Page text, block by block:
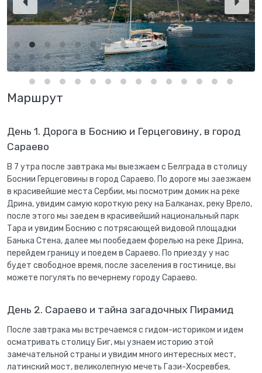
Маршрут
День 1. Дорога в Боснию и Герцеговину, в город
Сараево
В 7 утра после завтрака мы выезжаем с Белграда в столицу
Боснии Герцеговины в город Сараево. По дороге мы заезжаем
в красивейшие места Сербии, мы посмотрим домик на реке
Дрина, увидим самую короткую реку на Балканах, реку Врело,
после этого мы заедем в красивейший национальный парк
Тара и увидим Боснию с потрясающей видовой площадки
Банька Стена, далее мы пообедаем форелью на реке Дрина,
перейдем границу и поедем в Сараево. По приезду у нас
будет свободное время, после заселения в гостинице, вы
можете погулять по вечернему городу Сараево.
День 2. Сараево и тайна загадочных Пирамид
После завтрака мы встречаемся с гидом-историком и идем
осматривать столицу Биг, мы узнаем историю этой
замечательной страны и увидим много интересных мест,
латинский мост, великолепную мечеть Гази-Хосревбея,